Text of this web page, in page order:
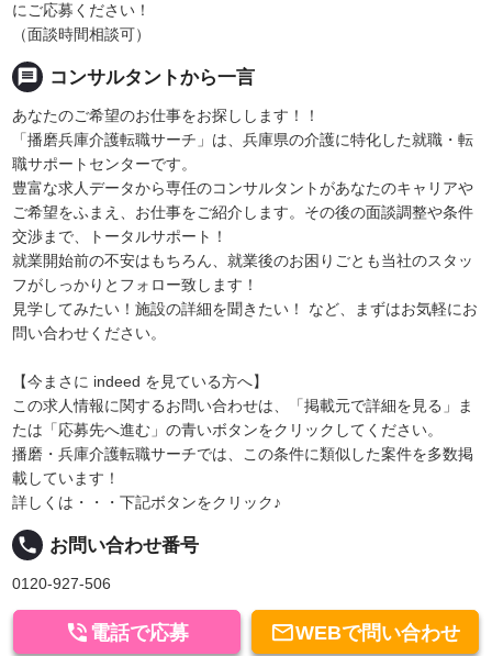
にご応募ください！
（面談時間相談可）
message コンサルタントから一言
あなたのご希望のお仕事をお探しします！！
「播磨兵庫介護転職サーチ」は、兵庫県の介護に特化した就職・転
職サポートセンターです。
豊富な求人データから専任のコンサルタントがあなたのキャリアや
ご希望をふまえ、お仕事をご紹介します。その後の面談調整や条件
交渉まで、トータルサポート！
就業開始前の不安はもちろん、就業後のお困りごとも当社のスタッ
フがしっかりとフォロー致します！
見学してみたい！施設の詳細を聞きたい！ など、まずはお気軽にお
問い合わせください。
【今まさに indeed を見ている方へ】
この求人情報に関するお問い合わせは、「掲載元で詳細を見る」ま
たは「応募先へ進む」の青いボタンをクリックしてください。
播磨・兵庫介護転職サーチでは、この条件に類似した案件を多数掲
載しています！
詳しくは・・・下記ボタンをクリック♪
local_phone お問い合わせ番号
0120-927-506
WEBで問い合わせ
 電話で応募